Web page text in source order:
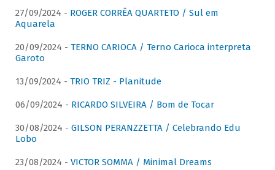
27/09/2024 - ROGER CORRÊA QUARTETO / Sul em
Aquarela
20/09/2024 - TERNO CARIOCA / Terno Carioca interpreta
Garoto
13/09/2024 - TRIO TRIZ - Planitude
06/09/2024 - RICARDO SILVEIRA / Bom de Tocar
30/08/2024 - GILSON PERANZZETTA / Celebrando Edu
Lobo
23/08/2024 - VICTOR SOMMA / Minimal Dreams